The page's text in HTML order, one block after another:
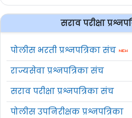
सराव परीक्षा
पोलीस भरती प्रश्नपत्रिका संच
राज्यसेवा प्रश्नपत्रिका संच
सराव परीक्षा प्रश्नपत्रिका संच
पोलीस उपनिरीक्षक प्रश्नपत्रिका